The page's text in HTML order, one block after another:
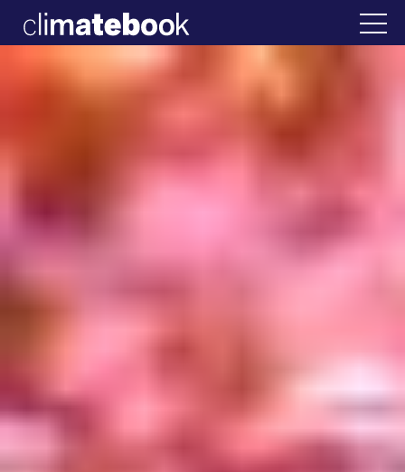
22 ΙΑΝ 2026 2025 Η άβολη αλήθεια